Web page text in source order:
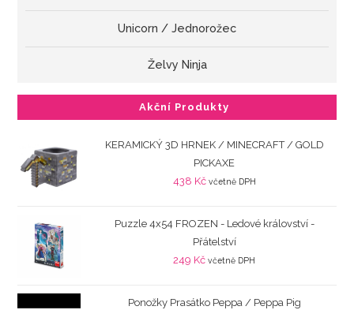
Unicorn / Jednorožec
Želvy Ninja
Akční Produkty
KERAMICKÝ 3D HRNEK / MINECRAFT / GOLD
PICKAXE
438 Kč včetně DPH
Puzzle 4x54 FROZEN - Ledové království -
Přátelství
249 Kč včetně DPH
Ponožky Prasátko Peppa / Peppa Pig